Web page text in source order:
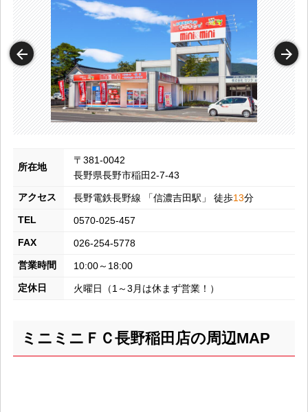
所在地
〒381-0042
長野県長野市稲田2-7-43
アクセス
長野電鉄長野線 「信濃吉田駅」 徒歩13分
TEL
0570-025-457
FAX
026-254-5778
営業時間
10:00～18:00
定休日
火曜日（1～3月は休まず営業！）
ミニミニＦＣ長野稲田店の周辺MAP